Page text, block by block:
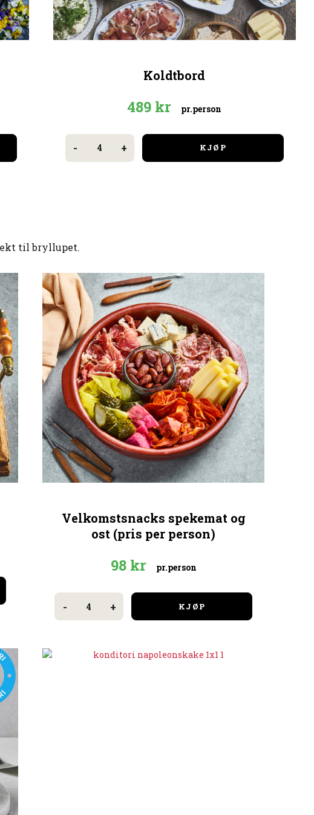
Koldtbord
489 kr pr.person
-
Koldtbord
antall
+ KJØP
til bryllupet.
Velkomstsnacks spekemat og
ost (pris per person)
98 kr pr.person
-
Velkomstsnacks
spekemat
og
ost
antall
+ KJØP